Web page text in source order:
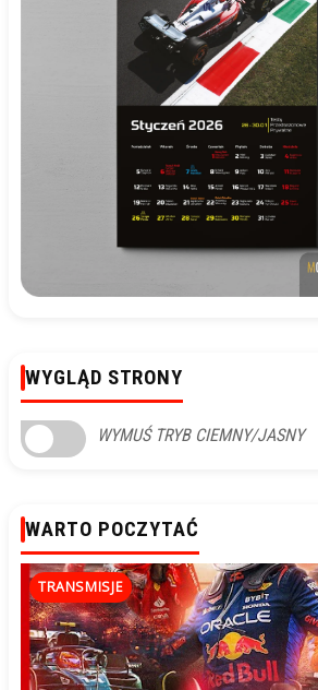
WYGLĄD STRONY
WYMUŚ TRYB CIEMNY/JASNY
WARTO POCZYTAĆ
TRANSMISJE